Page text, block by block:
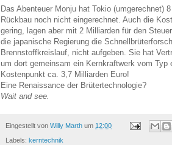
Das Abenteuer Monju hat Tokio (umgerechnet)
Rückbau noch nicht eingerechnet. Auch die
gering, lagen aber mit 2 Milliarden für den
die japanische Regierung die
Brennstoffkreislauf, nicht aufgeben. Sie hat
um dort gemeinsam ein Kernkraftwerk vom Typ
Kostenpunkt ca. 3,7 Milliarden Euro!
Eine Renaissance der Brütertechnologie?
Wait and see.
Eingestellt von Willy Marth um 12:00
Labels: kerntechnik